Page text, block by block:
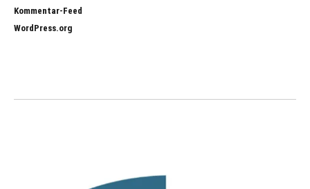
Kommentar-Feed
WordPress.org